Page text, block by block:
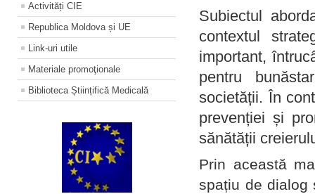
Activități CIE
Republica Moldova și UE
Link-uri utile
Materiale promoţionale
Biblioteca Științifică Medicală
Subiectul
contextul
important,
pentru
societății. În
prevenției și
sănătății
Prin această
spațiu de dialog